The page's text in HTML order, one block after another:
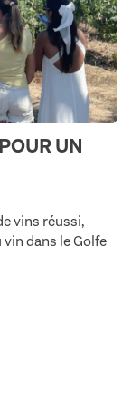
UN
vins réussi,
dans le Golfe